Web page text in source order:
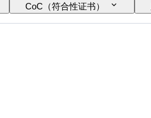
CoC（符合性证书）